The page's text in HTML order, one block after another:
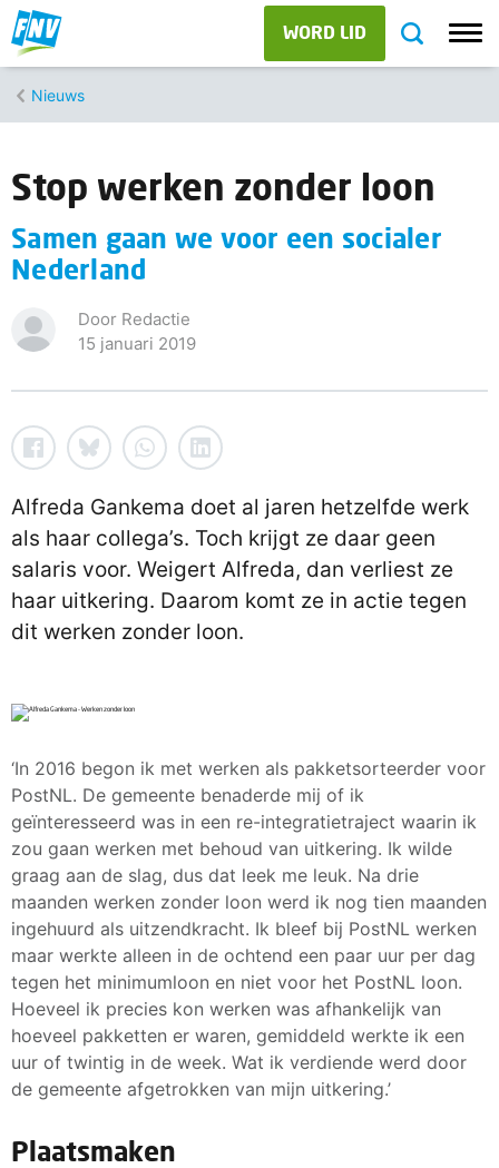
WORD LID
Nieuws
Stop werken zonder loon
Samen gaan we voor een socialer
Nederland
Door Redactie
15 januari 2019
Alfreda Gankema doet al jaren hetzelfde werk
als haar collega’s. Toch krijgt ze daar geen
salaris voor. Weigert Alfreda, dan verliest ze
haar uitkering. Daarom komt ze in actie tegen
dit werken zonder loon.
‘In 2016 begon ik met werken als pakketsorteerder voor
PostNL. De gemeente benaderde mij of ik
geïnteresseerd was in een re-integratietraject waarin ik
zou gaan werken met behoud van uitkering. Ik wilde
graag aan de slag, dus dat leek me leuk. Na drie
maanden werken zonder loon werd ik nog tien maanden
ingehuurd als uitzendkracht. Ik bleef bij PostNL werken
maar werkte alleen in de ochtend een paar uur per dag
tegen het minimumloon en niet voor het PostNL loon.
Hoeveel ik precies kon werken was afhankelijk van
hoeveel pakketten er waren, gemiddeld werkte ik een
uur of twintig in de week. Wat ik verdiende werd door
de gemeente afgetrokken van mijn uitkering.’
Plaatsmaken